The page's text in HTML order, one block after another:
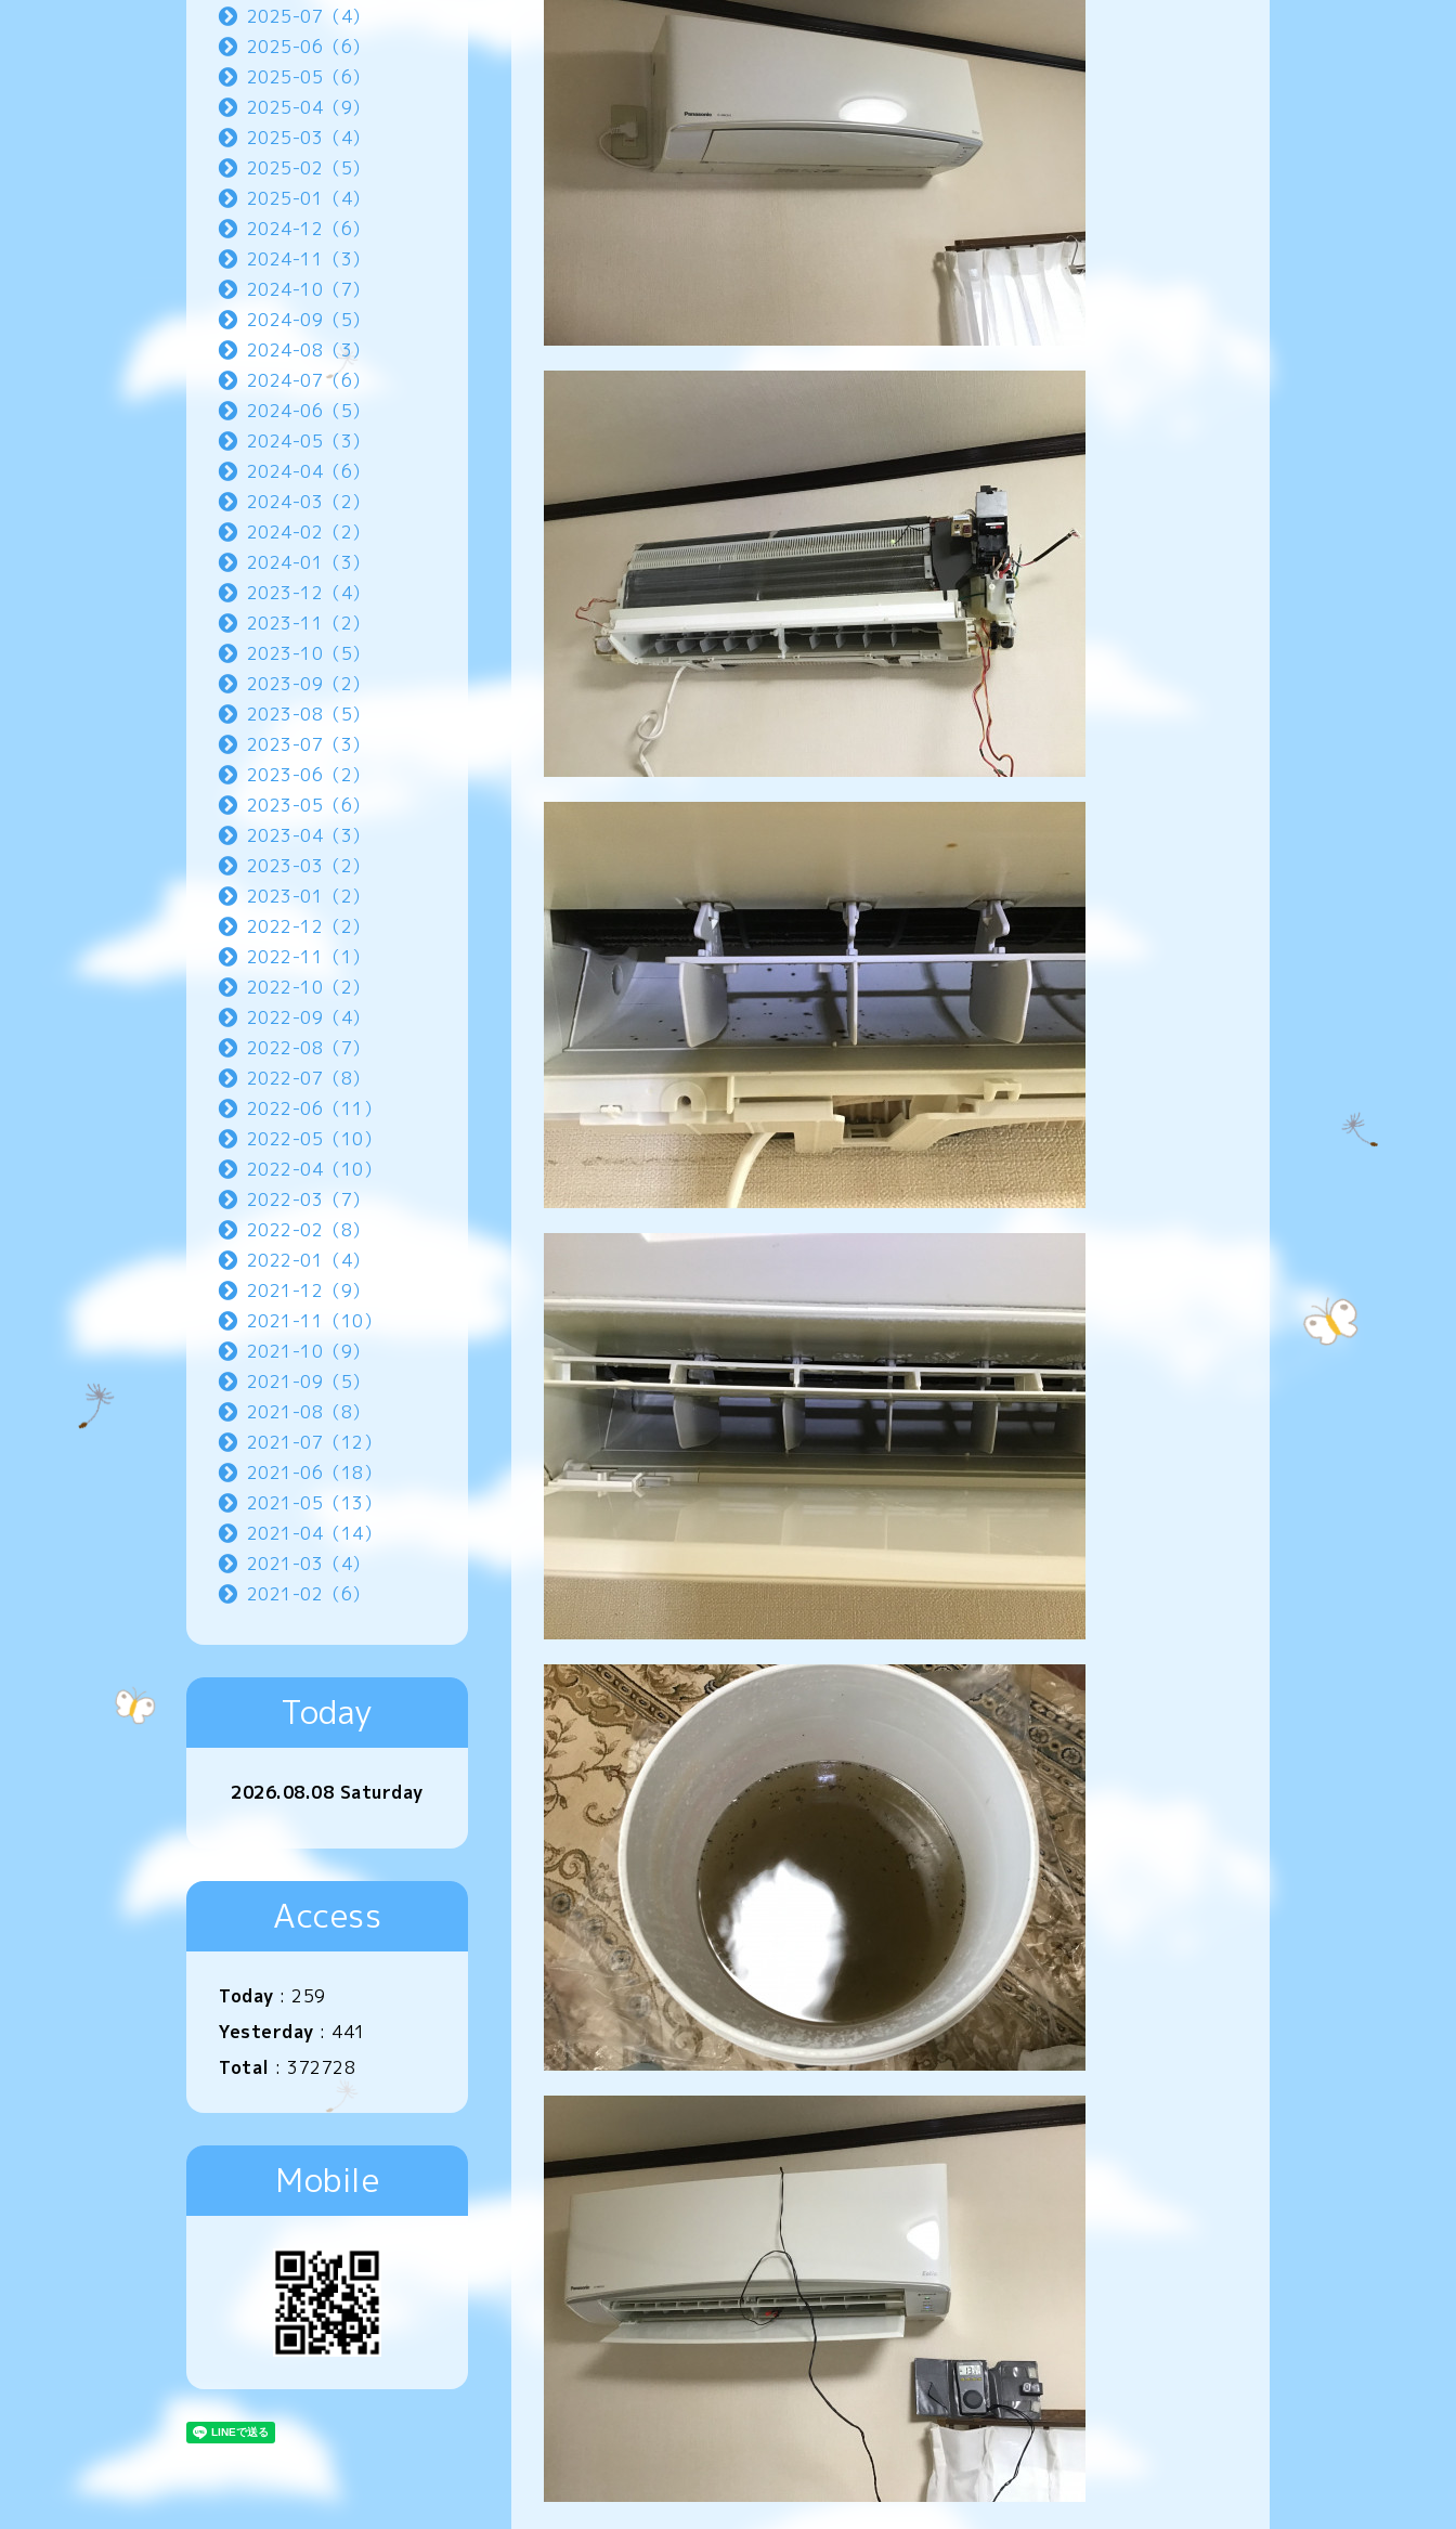
2025-07（4）
2025-06（6）
2025-05（6）
2025-04（9）
2025-03（4）
2025-02（5）
2025-01（4）
2024-12（6）
2024-11（3）
2024-10（7）
2024-09（5）
2024-08（3）
2024-07（6）
2024-06（5）
2024-05（3）
2024-04（6）
2024-03（2）
2024-02（2）
2024-01（3）
2023-12（4）
2023-11（2）
2023-10（5）
2023-09（2）
2023-08（5）
2023-07（3）
2023-06（2）
2023-05（6）
2023-04（3）
2023-03（2）
2023-01（2）
2022-12（2）
2022-11（1）
2022-10（2）
2022-09（4）
2022-08（7）
2022-07（8）
2022-06（11）
2022-05（10）
2022-04（10）
2022-03（7）
2022-02（8）
2022-01（4）
2021-12（9）
2021-11（10）
2021-10（9）
2021-09（5）
2021-08（8）
2021-07（12）
2021-06（18）
2021-05（13）
2021-04（14）
2021-03（4）
2021-02（6）
Today
2026.08.08 Saturday
Access
Today : 259
Yesterday : 441
Total : 372728
Mobile